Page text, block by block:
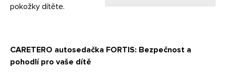
pokožky dítěte.
CARETERO autosedačka FORTIS: Bezpečnost a
pohodlí pro vaše dítě